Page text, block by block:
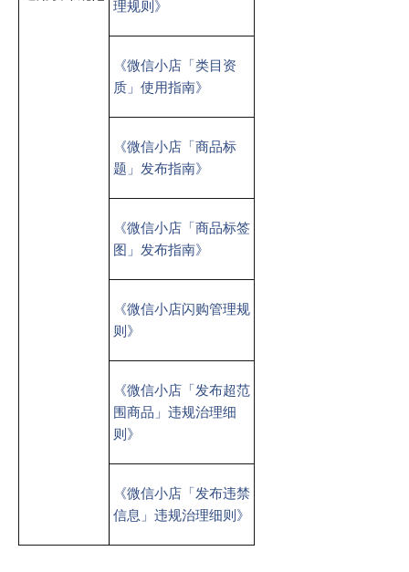
理规则》
《微信小店「类目资
质」使用指南》
《微信小店「商品标
题」发布指南》
《微信小店「商品标签
图」发布指南》
《微信小店闪购管理规
则》
《微信小店「发布超范
围商品」违规治理细
则》
《微信小店「发布违禁
信息」违规治理细则》